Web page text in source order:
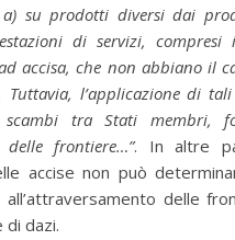
a) su prodotti diversi dai
di servizi,
accisa, che non abbiano il
Tuttavia, l’applicazione di
tra Stati membri,
delle frontiere…”. In altre
accise non può
delle
dazi.